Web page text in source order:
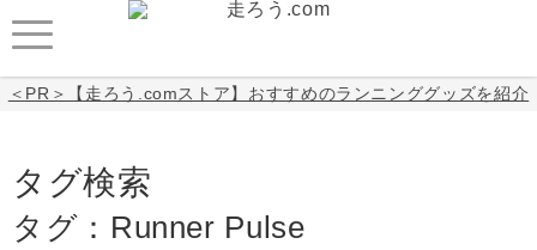
＜PR＞【走ろう.comストア】おすすめのランニンググッズを紹介
タグ検索
タグ：Runner Pulse